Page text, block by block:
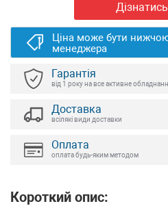
Ціна може бути
менеджера
Гарантія
від 1 року на все активне
Доставка
всілякі види доставки
Оплата
оплата будь-яким методом
Короткий опис: